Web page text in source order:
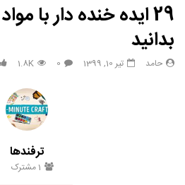
29 ایده خنده دار با
بدانید
حامد تیر 10, 1399 0
1.8K
ترفندها
1 مشترک